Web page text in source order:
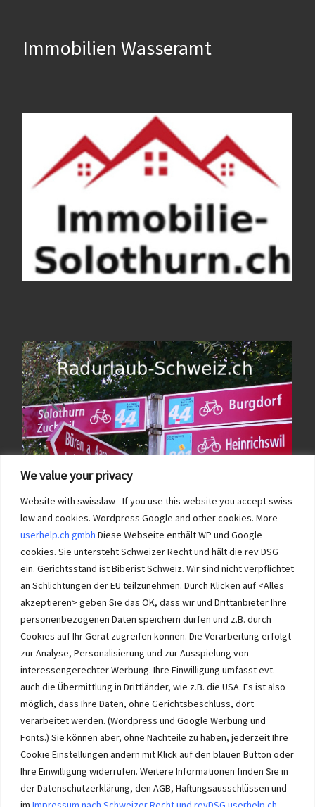
We value your privacy
Website with swisslaw - If you use this website you accept swiss
low and cookies. Wordpress Google and other cookies. More
userhelp.ch gmbh Diese Webseite enthält WP und Google
cookies. Sie untersteht Schweizer Recht und hält die rev DSG
ein. Gerichtsstand ist Biberist Schweiz. Wir sind nicht verpflichtet
an Schlichtungen der EU teilzunehmen. Durch Klicken auf <Alles
akzeptieren> geben Sie das OK, dass wir und Drittanbieter Ihre
personenbezogenen Daten speichern dürfen und z.B. durch
Cookies auf Ihr Gerät zugreifen können. Die Verarbeitung erfolgt
zur Analyse, Personalisierung und zur Ausspielung von
interessengerechter Werbung. Ihre Einwilligung umfasst evt.
auch die Übermittlung in Drittländer, wie z.B. die USA. Es ist also
möglich, dass Ihre Daten, ohne Gerichtsbeschluss, dort
verarbeitet werden. (Wordpress und Google Werbung und
Fonts.) Sie können aber, ohne Nachteile zu haben, jederzeit Ihre
Cookie Einstellungen ändern mit Klick auf den blauen Button oder
Ihre Einwilligung widerrufen. Weitere Informationen finden Sie in
der Datenschutzerklärung, den AGB, Haftungsausschlüssen und
Immobilien Wasseramt
Immobilien im Wasseramt haben bei Immobilie-Solothurn.ch
Vorrang und die besten Konditionen beim Verkauf. Kein Immobilien
Verkauf im Wasseramt ohne unsere Offerte. Bei uns wählen Sie,
Immobilien selber verkaufen mit unserer Beratung? Auch das geht!
Immobilie Solothurn-immo-chWasseramt.ch Impressum